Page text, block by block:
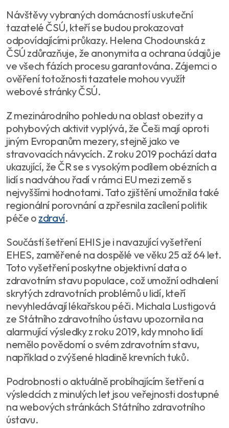
Návštěvy vybraných domácností uskuteční
tazatelé ČSÚ, kteří se budou prokazovat
odpovídajícími průkazy. Helena Chodounská z
ČSÚ zdůrazňuje, že anonymita a ochrana údajů je
ve všech fázích procesu garantována. Zájemci o
ověření totožnosti tazatele mohou využít
webové stránky ČSÚ.
Z mezinárodního pohledu na oblast obezity a
pohybových aktivit vyplývá, že Češi mají oproti
jiným Evropanům mezery, stejně jako ve
stravovacích návycích. Z roku 2019 pochází data
ukazující, že ČR se s vysokým podílem obézních a
lidí s nadváhou řadí v rámci EU mezi země s
nejvyššími hodnotami. Tato zjištění umožnila také
regionální porovnání a zpřesnila zacílení politik
péče o zdraví.
Součástí šetření EHIS je i navazující vyšetření
EHES, zaměřené na dospělé ve věku 25 až 64 let.
Toto vyšetření poskytne objektivní data o
zdravotním stavu populace, což umožní odhalení
skrytých zdravotních problémů u lidí, kteří
nevyhledávají lékařskou péči. Michala Lustigová
ze Státního zdravotního ústavu upozornila na
alarmující výsledky z roku 2019, kdy mnoho lidí
nemělo povědomí o svém zdravotním stavu,
například o zvýšené hladině krevních tuků.
Podrobnosti o aktuálně probíhajícím šetření a
výsledcích z minulých let jsou veřejnosti dostupné
na webových stránkách Státního zdravotního
ústavu.